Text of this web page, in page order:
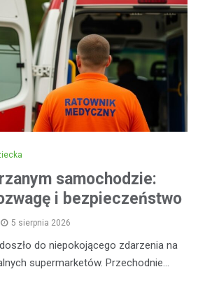
samochodzie:
i bezpieczeństwo
5 sierpnia 2026
do niepokojącego zdarzenia na
supermarketów. Przechodnie…